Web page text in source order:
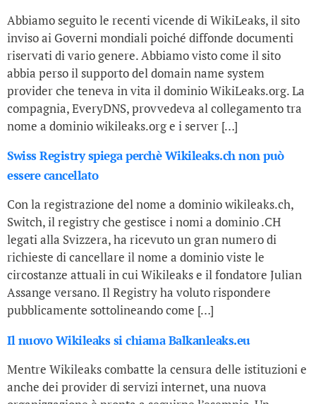
Abbiamo seguito le recenti vicende di WikiLeaks, il sito
inviso ai Governi mondiali poiché diffonde documenti
riservati di vario genere. Abbiamo visto come il sito
abbia perso il supporto del domain name system
provider che teneva in vita il dominio WikiLeaks.org. La
compagnia, EveryDNS, provvedeva al collegamento tra
nome a dominio wikileaks.org e i server […]
Swiss Registry spiega perchè Wikileaks.ch non può
essere cancellato
Con la registrazione del nome a dominio wikileaks.ch,
Switch, il registry che gestisce i nomi a dominio .CH
legati alla Svizzera, ha ricevuto un gran numero di
richieste di cancellare il nome a dominio viste le
circostanze attuali in cui Wikileaks e il fondatore Julian
Assange versano. Il Registry ha voluto rispondere
pubblicamente sottolineando come […]
Il nuovo Wikileaks si chiama Balkanleaks.eu
Mentre Wikileaks combatte la censura delle istituzioni e
anche dei provider di servizi internet, una nuova